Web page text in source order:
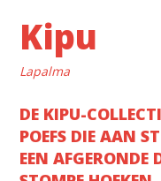
Kipu
Lapalma
DE KIPU-
POEFS DIE AAN
EEN AFGERONDE